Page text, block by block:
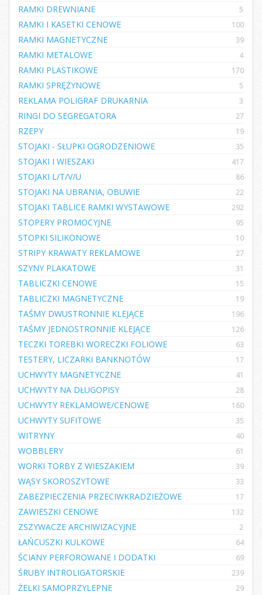
RAMKI DREWNIANE 5
RAMKI I KASETKI CENOWE 100
RAMKI MAGNETYCZNE 39
RAMKI METALOWE 4
RAMKI PLASTIKOWE 170
RAMKI SPRĘŻYNOWE 5
REKLAMA POLIGRAF DRUKARNIA 3
RINGI DO SEGREGATORA 27
RZEPY 19
STOJAKI - SŁUPKI OGRODZENIOWE 35
STOJAKI I WIESZAKI 417
STOJAKI L/T/V/U 86
STOJAKI NA UBRANIA, OBUWIE 22
STOJAKI TABLICE RAMKI WYSTAWOWE 292
STOPERY PROMOCYJNE 95
STOPKI SILIKONOWE 10
STRIPY KRAWATY REKLAMOWE 27
SZYNY PLAKATOWE 31
TABLICZKI CENOWE 15
TABLICZKI MAGNETYCZNE 19
TAŚMY DWUSTRONNIE KLEJĄCE 196
TAŚMY JEDNOSTRONNIE KLEJĄCE 126
TECZKI TOREBKI WORECZKI FOLIOWE 63
TESTERY, LICZARKI BANKNOTÓW 17
UCHWYTY MAGNETYCZNE 41
UCHWYTY NA DŁUGOPISY 28
UCHWYTY REKLAMOWE/CENOWE 160
UCHWYTY SUFITOWE 35
WITRYNY 40
WOBBLERY 61
WORKI TORBY Z WIESZAKIEM 39
WĄSY SKOROSZYTOWE 33
ZABEZPIECZENIA PRZECIWKRADZIEŻOWE 17
ZAWIESZKI CENOWE 132
ZSZYWACZE ARCHIWIZACYJNE 2
ŁAŃCUSZKI KULKOWE 64
ŚCIANY PERFOROWANE I DODATKI 69
ŚRUBY INTROLIGATORSKIE 239
ŻELKI SAMOPRZYLEPNE 29